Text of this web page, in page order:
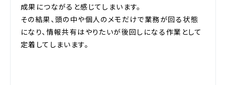
成果につながると感じてしまいます。
その結果、頭の中や個人のメモだけで業務が回る状態
になり、情報共有はやりたいが後回しになる作業として
定着してしまいます。